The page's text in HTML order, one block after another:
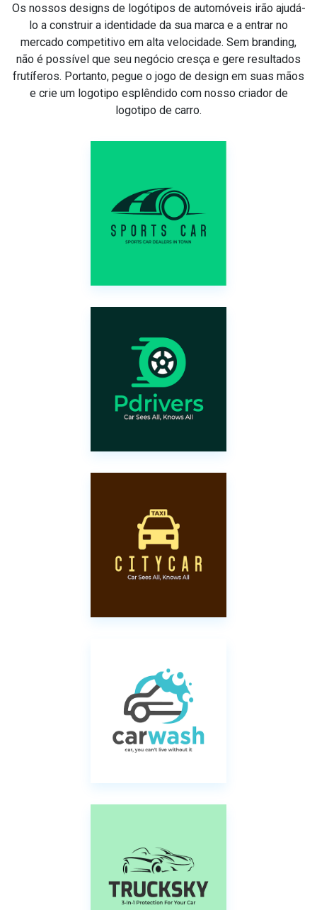
Os nossos designs de logótipos de automóveis irão ajudá-
lo a construir a identidade da sua marca e a entrar no
mercado competitivo em alta velocidade. Sem branding,
não é possível que seu negócio cresça e gere resultados
frutíferos. Portanto, pegue o jogo de design em suas mãos
e crie um logotipo esplêndido com nosso criador de
logotipo de carro.